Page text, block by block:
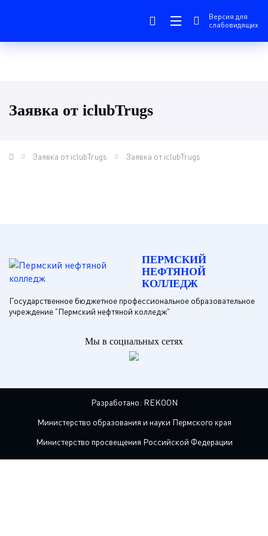
Версия для
слабовидящих
Заявка от iclubTrugs
Заявка от iclubTrugs Заявка от iclubTrugs
ПЕРМСКИЙ
НЕФТЯНОЙ
КОЛЛЕДЖ
Государственное бюджетное профессиональное образовательное
учреждение "Пермский нефтяной колледж"
Мы в социальных сетях
Разработано: REKOON
Министерство образования и науки Пермского края
Министерство просвещения Российской Федерации